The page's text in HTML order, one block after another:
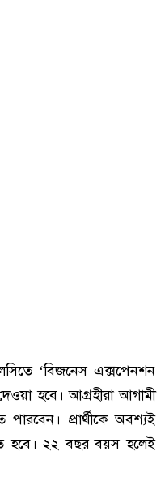
‘বিজনেস এক্সপেনশন
হবে। আগ্রহীরা আগামী
প্রার্থীকে অবশ্যই
হবে। ২২ বছর বয়স হলেই